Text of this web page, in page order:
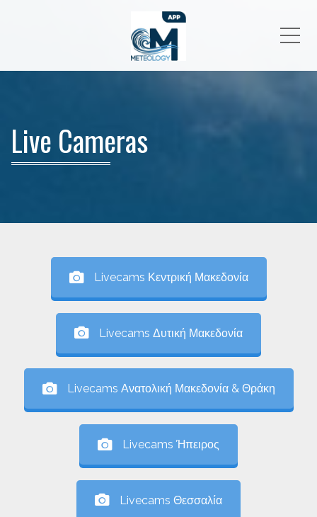
Live Cameras
Livecams Κεντρική Μακεδονία
Livecams Δυτική Μακεδονία
Livecams Ανατολική Μακεδονία & Θράκη
Livecams Ήπειρος
Livecams Θεσσαλία